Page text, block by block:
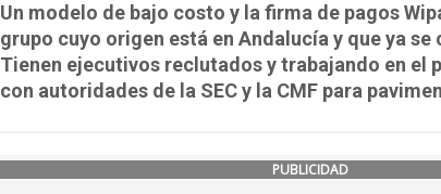
Un modelo de bajo costo y la firma de pagos
grupo cuyo origen está en Andalucía y que ya
Tienen ejecutivos reclutados y trabajando en el
con autoridades de la SEC y la CMF para
PUBLICIDAD